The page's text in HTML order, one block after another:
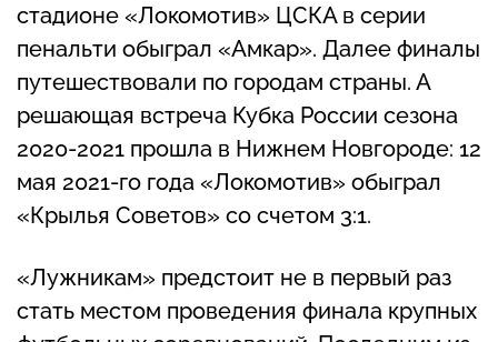
стадионе «Локомотив» ЦСКА в серии
пенальти обыграл «Амкар». Далее финалы
путешествовали по городам страны. А
решающая встреча Кубка России сезона
2020-2021 прошла в Нижнем Новгороде: 12
мая 2021-го года «Локомотив» обыграл
«Крылья Советов» со счетом 3:1.
«Лужникам» предстоит не в первый раз
стать местом проведения финала крупных